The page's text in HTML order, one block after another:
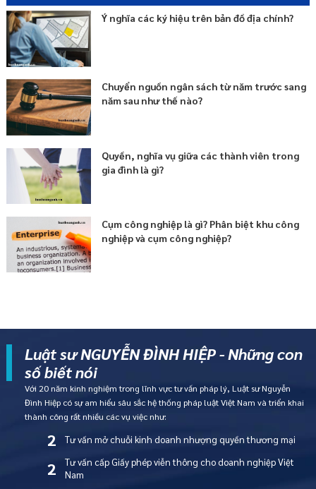
Ý nghĩa các ký hiệu trên bản đồ địa chính?
Chuyển nguồn ngân sách từ năm trước sang
năm sau như thế nào?
Quyền, nghĩa vụ giữa các thành viên trong
gia đình là gì?
Cụm công nghiệp là gì? Phân biệt khu công
nghiệp và cụm công nghiệp?
Luật sư NGUYỄN ĐÌNH HIỆP - Những con
số biết nói
Với 20 năm kinh nghiệm trong lĩnh vực tư vấn pháp lý, Luật sư Nguyễn
Đình Hiệp có sự am hiểu sâu sắc hệ thống pháp luật Việt Nam và triển khai
thành công rất nhiều các vụ việc như:
2 Tư vấn mở chuỗi kinh doanh nhượng quyền thương mại
2
Tư vấn cấp Giấy phép viễn thông cho doanh nghiệp Việt
Nam